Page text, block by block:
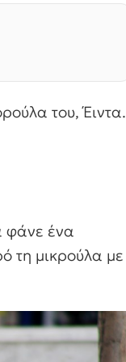
του, Έιντα.
φάνε ένα
τη μικρούλα με